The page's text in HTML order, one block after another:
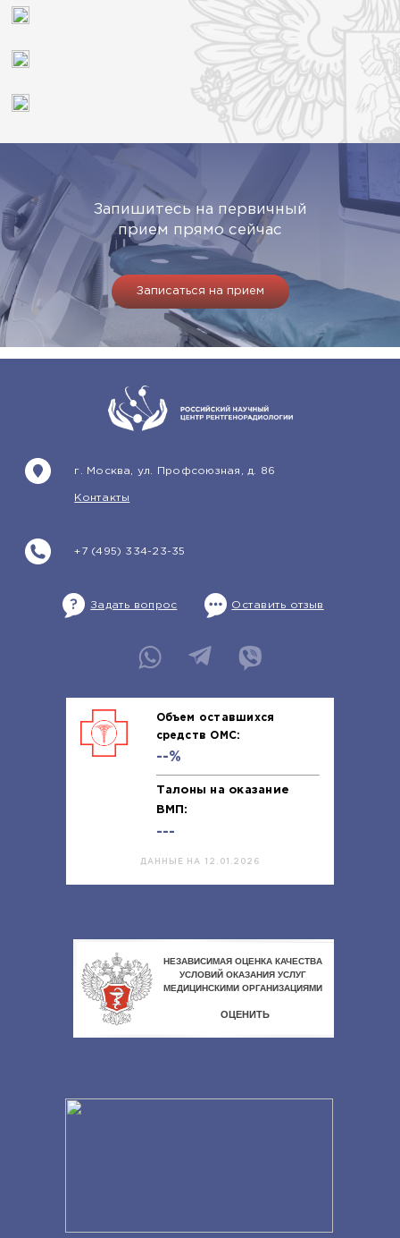
Запишитесь на первичный
прием прямо сейчас
Записаться на прием
+7 (495) 334-23-35
г. Москва, ул. Профсоюзная, д. 86
Контакты
Задать вопрос Оставить отзыв
Объем оставшихся
средств ОМС:
--%
Талоны на оказание
ВМП:
---
ДАННЫЕ НА 12.01.2026